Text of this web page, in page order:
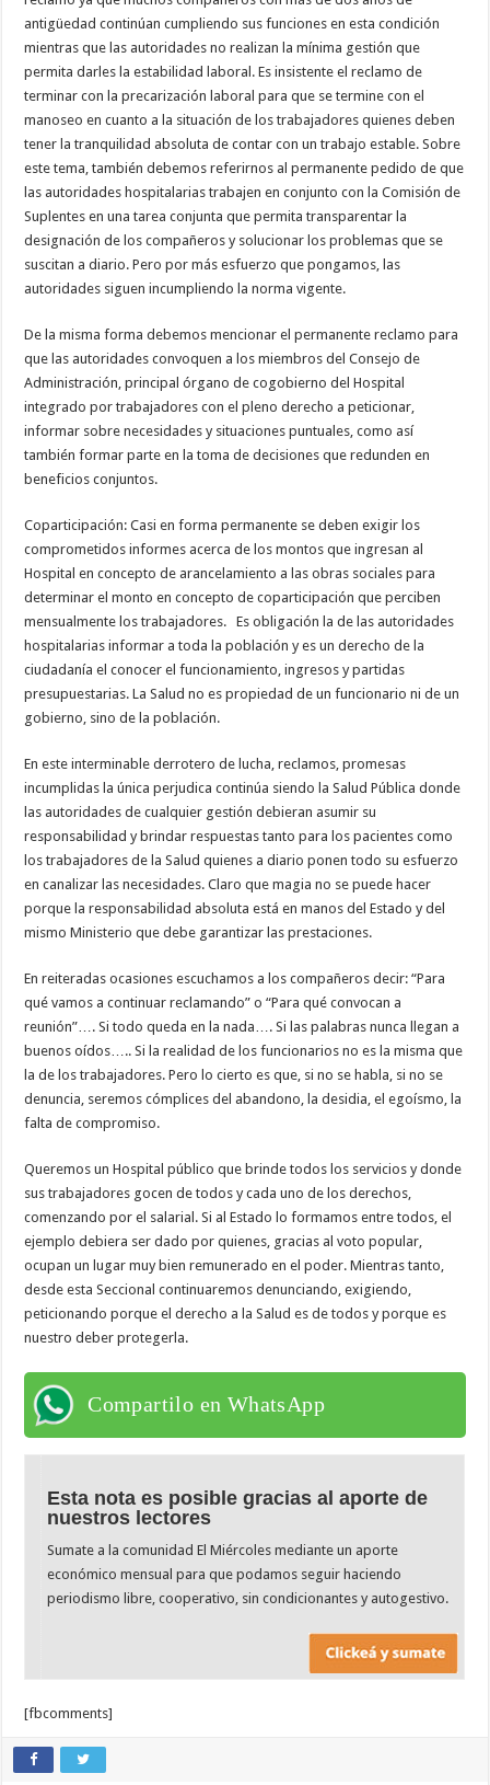
antigüedad continúan cumpliendo sus funciones en esta condición
mientras que las autoridades no realizan la mínima gestión que
permita darles la estabilidad laboral. Es insistente el reclamo de
terminar con la precarización laboral para que se termine con el
manoseo en cuanto a la situación de los trabajadores quienes deben
tener la tranquilidad absoluta de contar con un trabajo estable. Sobre
este tema, también debemos referirnos al permanente pedido de que
las autoridades hospitalarias trabajen en conjunto con la Comisión de
Suplentes en una tarea conjunta que permita transparentar la
designación de los compañeros y solucionar los problemas que se
suscitan a diario. Pero por más esfuerzo que pongamos, las
autoridades siguen incumpliendo la norma vigente.
De la misma forma debemos mencionar el permanente reclamo para
que las autoridades convoquen a los miembros del Consejo de
Administración, principal órgano de cogobierno del Hospital
integrado por trabajadores con el pleno derecho a peticionar,
informar sobre necesidades y situaciones puntuales, como así
también formar parte en la toma de decisiones que redunden en
beneficios conjuntos.
Coparticipación: Casi en forma permanente se deben exigir los
comprometidos informes acerca de los montos que ingresan al
Hospital en concepto de arancelamiento a las obras sociales para
determinar el monto en concepto de coparticipación que perciben
mensualmente los trabajadores. Es obligación la de las autoridades
hospitalarias informar a toda la población y es un derecho de la
ciudadanía el conocer el funcionamiento, ingresos y partidas
presupuestarias. La Salud no es propiedad de un funcionario ni de un
gobierno, sino de la población.
En este interminable derrotero de lucha, reclamos, promesas
incumplidas la única perjudica continúa siendo la Salud Pública donde
las autoridades de cualquier gestión debieran asumir su
responsabilidad y brindar respuestas tanto para los pacientes como
los trabajadores de la Salud quienes a diario ponen todo su esfuerzo
en canalizar las necesidades. Claro que magia no se puede hacer
porque la responsabilidad absoluta está en manos del Estado y del
mismo Ministerio que debe garantizar las prestaciones.
En reiteradas ocasiones escuchamos a los compañeros decir: “Para
qué vamos a continuar reclamando” o “Para qué convocan a
reunión”…. Si todo queda en la nada…. Si las palabras nunca llegan a
buenos oídos….. Si la realidad de los funcionarios no es la misma que
la de los trabajadores. Pero lo cierto es que, si no se habla, si no se
denuncia, seremos cómplices del abandono, la desidia, el egoísmo, la
falta de compromiso.
Queremos un Hospital público que brinde todos los servicios y donde
sus trabajadores gocen de todos y cada uno de los derechos,
comenzando por el salarial. Si al Estado lo formamos entre todos, el
ejemplo debiera ser dado por quienes, gracias al voto popular,
ocupan un lugar muy bien remunerado en el poder. Mientras tanto,
desde esta Seccional continuaremos denunciando, exigiendo,
peticionando porque el derecho a la Salud es de todos y porque es
nuestro deber protegerla.
Compartilo en WhatsApp
Esta nota es posible gracias al aporte de
nuestros lectores
Sumate a la comunidad El Miércoles mediante un aporte
económico mensual para que podamos seguir haciendo
periodismo libre, cooperativo, sin condicionantes y autogestivo.
[fbcomments]